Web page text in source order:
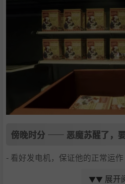
傍晚时分 —— 恶魔苏醒了，
- 看好发电机，保证他的正常运作
▼▼ 展开